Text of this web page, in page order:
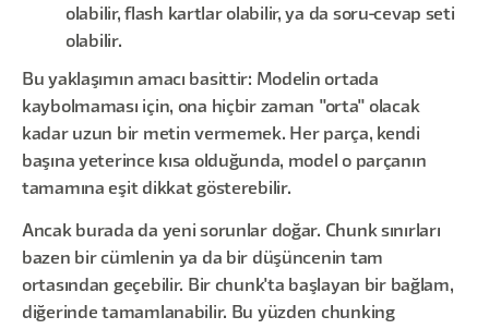
olabilir, flash kartlar olabilir, ya da soru-cevap seti
olabilir.
Bu yaklaşımın amacı basittir: Modelin ortada
kaybolmaması için, ona hiçbir zaman "orta" olacak
kadar uzun bir metin vermemek. Her parça, kendi
başına yeterince kısa olduğunda, model o parçanın
tamamına eşit dikkat gösterebilir.
Ancak burada da yeni sorunlar doğar. Chunk sınırları
bazen bir cümlenin ya da bir düşüncenin tam
ortasından geçebilir. Bir chunk'ta başlayan bir bağlam,
diğerinde tamamlanabilir. Bu yüzden chunking